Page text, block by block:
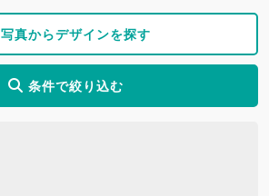
写真からデザインを探す
条件で絞り込む